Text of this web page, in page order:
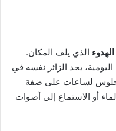
الهدوء الذي يلف المكان.
يجد الزائر نفسه في
الجلوس لساعات على ضفة
أو الاستماع إلى أصوات